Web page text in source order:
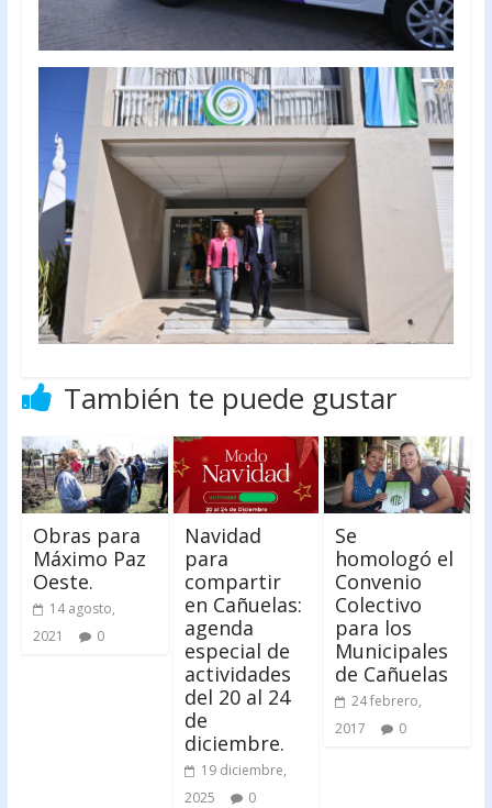
También te puede gustar
Obras para
Máximo Paz
Oeste.
14 agosto,
2021
0
Navidad
para
compartir
en Cañuelas:
agenda
especial de
actividades
del 20 al 24
de
diciembre.
19 diciembre,
2025
0
Se
homologó el
Convenio
Colectivo
para los
Municipales
de Cañuelas
24 febrero,
2017
0